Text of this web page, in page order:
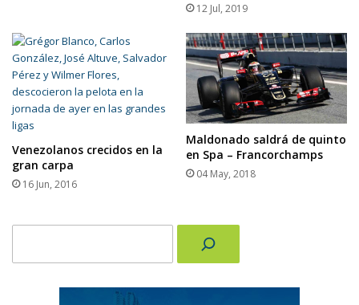
12 Jul, 2019
Venezolanos crecidos en la
gran carpa
16 Jun, 2016
Maldonado saldrá de quinto
en Spa – Francorchamps
04 May, 2018